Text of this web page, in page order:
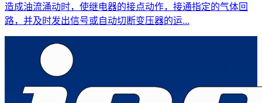
造成油流涌动时，使继电器的接点动作，接通指定的气体回
路，并及时发出信号或自动切断变压器的运...